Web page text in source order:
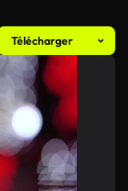
Télécharger